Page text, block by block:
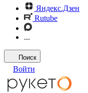
Яндекс.Дзен
Rutube
...
Поиск
Войти